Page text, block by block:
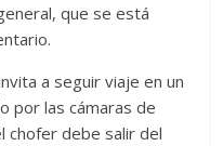
que se está
a seguir viaje en un
por las cámaras de
chofer debe salir del